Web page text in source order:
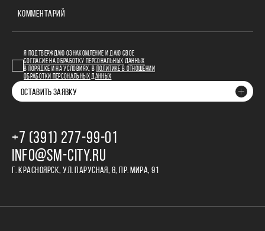
КОММЕНТАРИЙ
Я ПОДТВЕРЖДАЮ ОЗНАКОМЛЕНИЕ И ДАЮ СВОЕ
СОГЛАСИЕ НА ОБРАБОТКУ ПЕРСОНАЛЬНЫХ ДАННЫХ
В ПОРЯДКЕ И НА УСЛОВИЯХ, В
ПОЛИТИКЕ В ОТНОШЕНИИ
ОБРАБОТКИ ПЕРСОНАЛЬНЫХ ДАННЫХ
ОСТАВИТЬ ЗАЯВКУ
+7 (391) 277‒99‒01
INFO@SM-CITY.RU
Г. КРАСНОЯРСК, УЛ. ПАРУСНАЯ, 8, ПР. МИРА, 91